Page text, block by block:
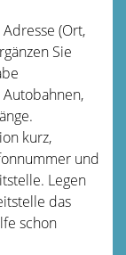
(Ort,
Sie
kurz,
und
Legen
das
schon